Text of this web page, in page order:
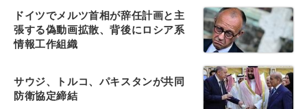
ドイツでメルツ首相が辞任計画と主
張する偽動画拡散、背後にロシア系
情報工作組織
サウジ、トルコ、パキスタンが共同
防衛協定締結